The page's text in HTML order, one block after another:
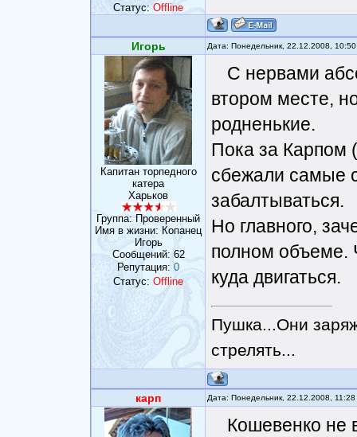
Статус:Offline
Игорь Дата: Понедельник, 22.12.2008,
Капитан торпедного
катера
Харьков
Группа: Проверенный
Имя в жизни: Копанец
Игорь
Сообщений: 62
Репутация: 0
Статус: Offline
С нервами
втором месте,
родненькие.
Пока за Карпом
сбежали самые
забалтываться.
Но главного,
полном объеме.
куда двигаться.
Пушка...Они
стрелять...
карп Дата: Понедельник, 22.12.2008,
Кошевенко не